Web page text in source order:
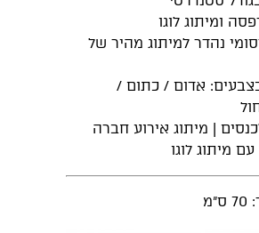
ומיתוג לוגו
נהדר למיתוג מהיר של
אדום / כתום /
| מיתוג אירוע חברה
עם מיתוג לוגו